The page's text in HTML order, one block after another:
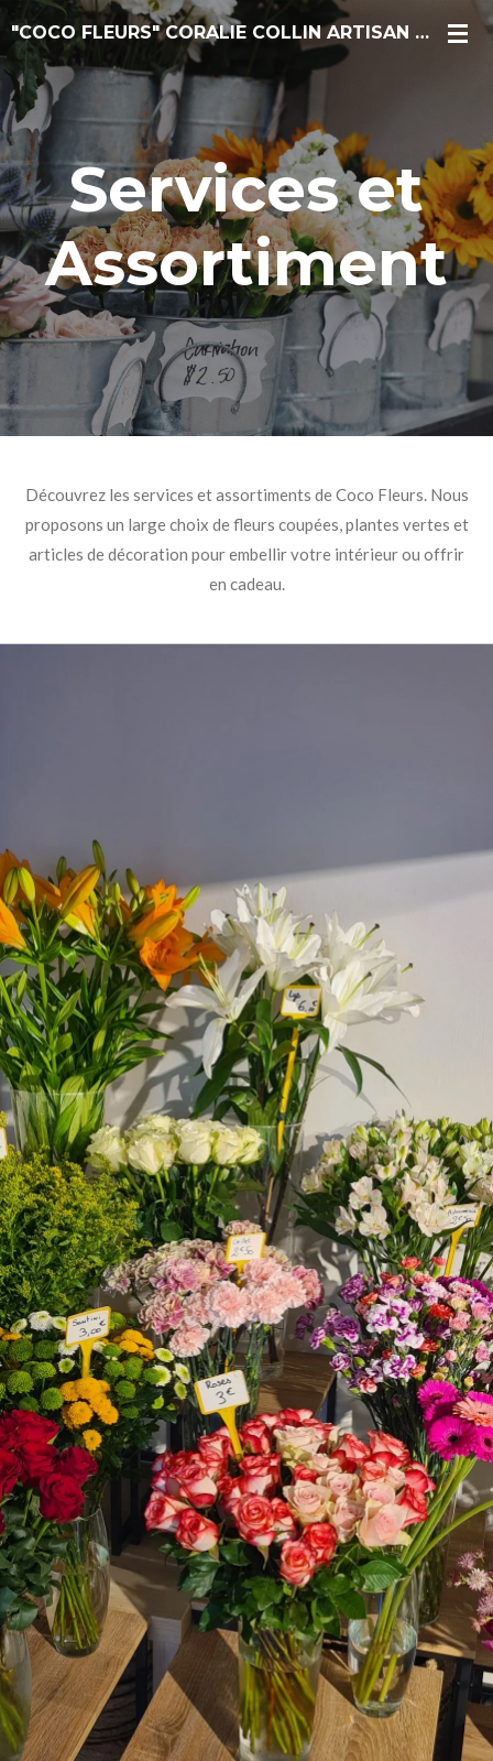
Passer
au
contenu
principal
"COCO FLEURS" CORALIE COLLIN ARTISAN FLEURISTE
Services et
Assortiment
Découvrez les services et assortiments de Coco Fleurs. Nous
proposons un large choix de fleurs coupées, plantes vertes et
articles de décoration pour embellir votre intérieur ou offrir
en cadeau.